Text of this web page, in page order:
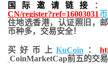
国际邀请链接
CN/register?ref=16003031
住地选香港，认证照旧，
币种多，交易安全！
买好币上KuCoin ：
CoinMarketCap前五的交